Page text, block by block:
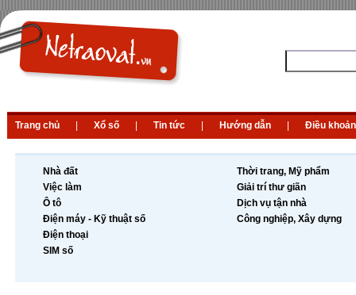
Trang chủ Xổ số Tin tức Hướng dẫn Điều khoản
Nhà đất
Việc làm
Ô tô
Điện máy - Kỹ thuật số
Điện thoại
SIM số
Thời trang, Mỹ phẩm
Giải trí thư giãn
Dịch vụ tận nhà
Công nghiệp, Xây dựng